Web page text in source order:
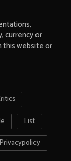
currency or
website or
List
Privacypolicy